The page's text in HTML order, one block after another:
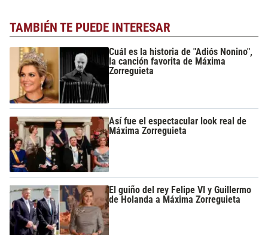
TAMBIÉN TE PUEDE INTERESAR
Cuál es la historia de "Adiós Nonino",
la canción favorita de Máxima
Zorreguieta
Así fue el espectacular look real de
Máxima Zorreguieta
El guiño del rey Felipe VI y Guillermo
de Holanda a Máxima Zorreguieta